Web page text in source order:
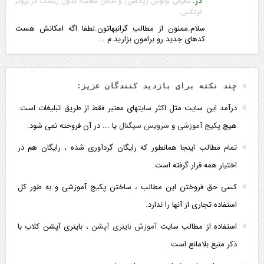
کوتکس
سلام.ممنون از مطالب گرانبهاتون.لطفا اگه امکانش هست
کدهای جدید رو برامون بزارید.م ...
چند نکته برای بازدید کنندگان عزیز:
درآمد این سایت مثل اکثر سایتهای معتبر فقط از طریق تبلیغات است.
هیچ پکیج آموزشیو سرویس سیگنال یا ... در آن فروخته نمی شود.
تمام مطالب اینجا همانطور که رایگان گردآوری شده ، رایگان هم در
اختیار همه قرار گرفته است.
کسی حق فروختن این مطالب ، ساختن پکیج آموزشی و به طور کل
استفاده تجاری از آنها را ندارد.
استفاده از مطالب سایتآموزش باینری آپشن، باینری آپشن کلاب با
ذکر منبع بلامانع است.